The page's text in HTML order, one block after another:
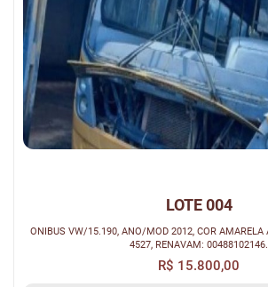
LOTE 004
ONIBUS VW/15.190, ANO/MOD 2012, COR AMARELA
4527, RENAVAM: 00488102146.
R$ 15.800,00